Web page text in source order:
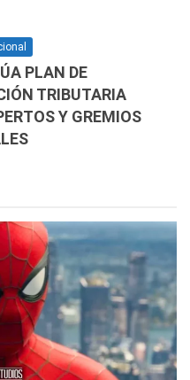
PLAN DE
TRIBUTARIA
Y GREMIOS